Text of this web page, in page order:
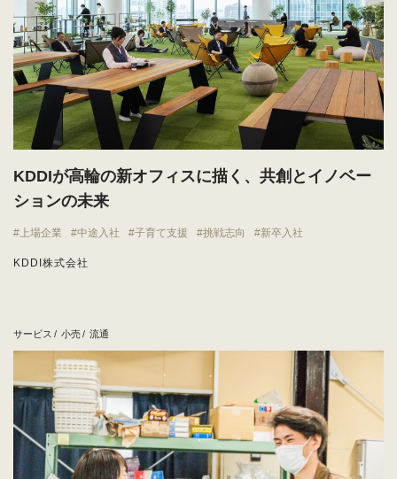
KDDIが高輪の新オフィスに描く、共創とイノベー
ションの未来
上場企業 中途入社 子育て支援 挑戦志向 新卒入社
KDDI株式会社
サービス 小売 流通